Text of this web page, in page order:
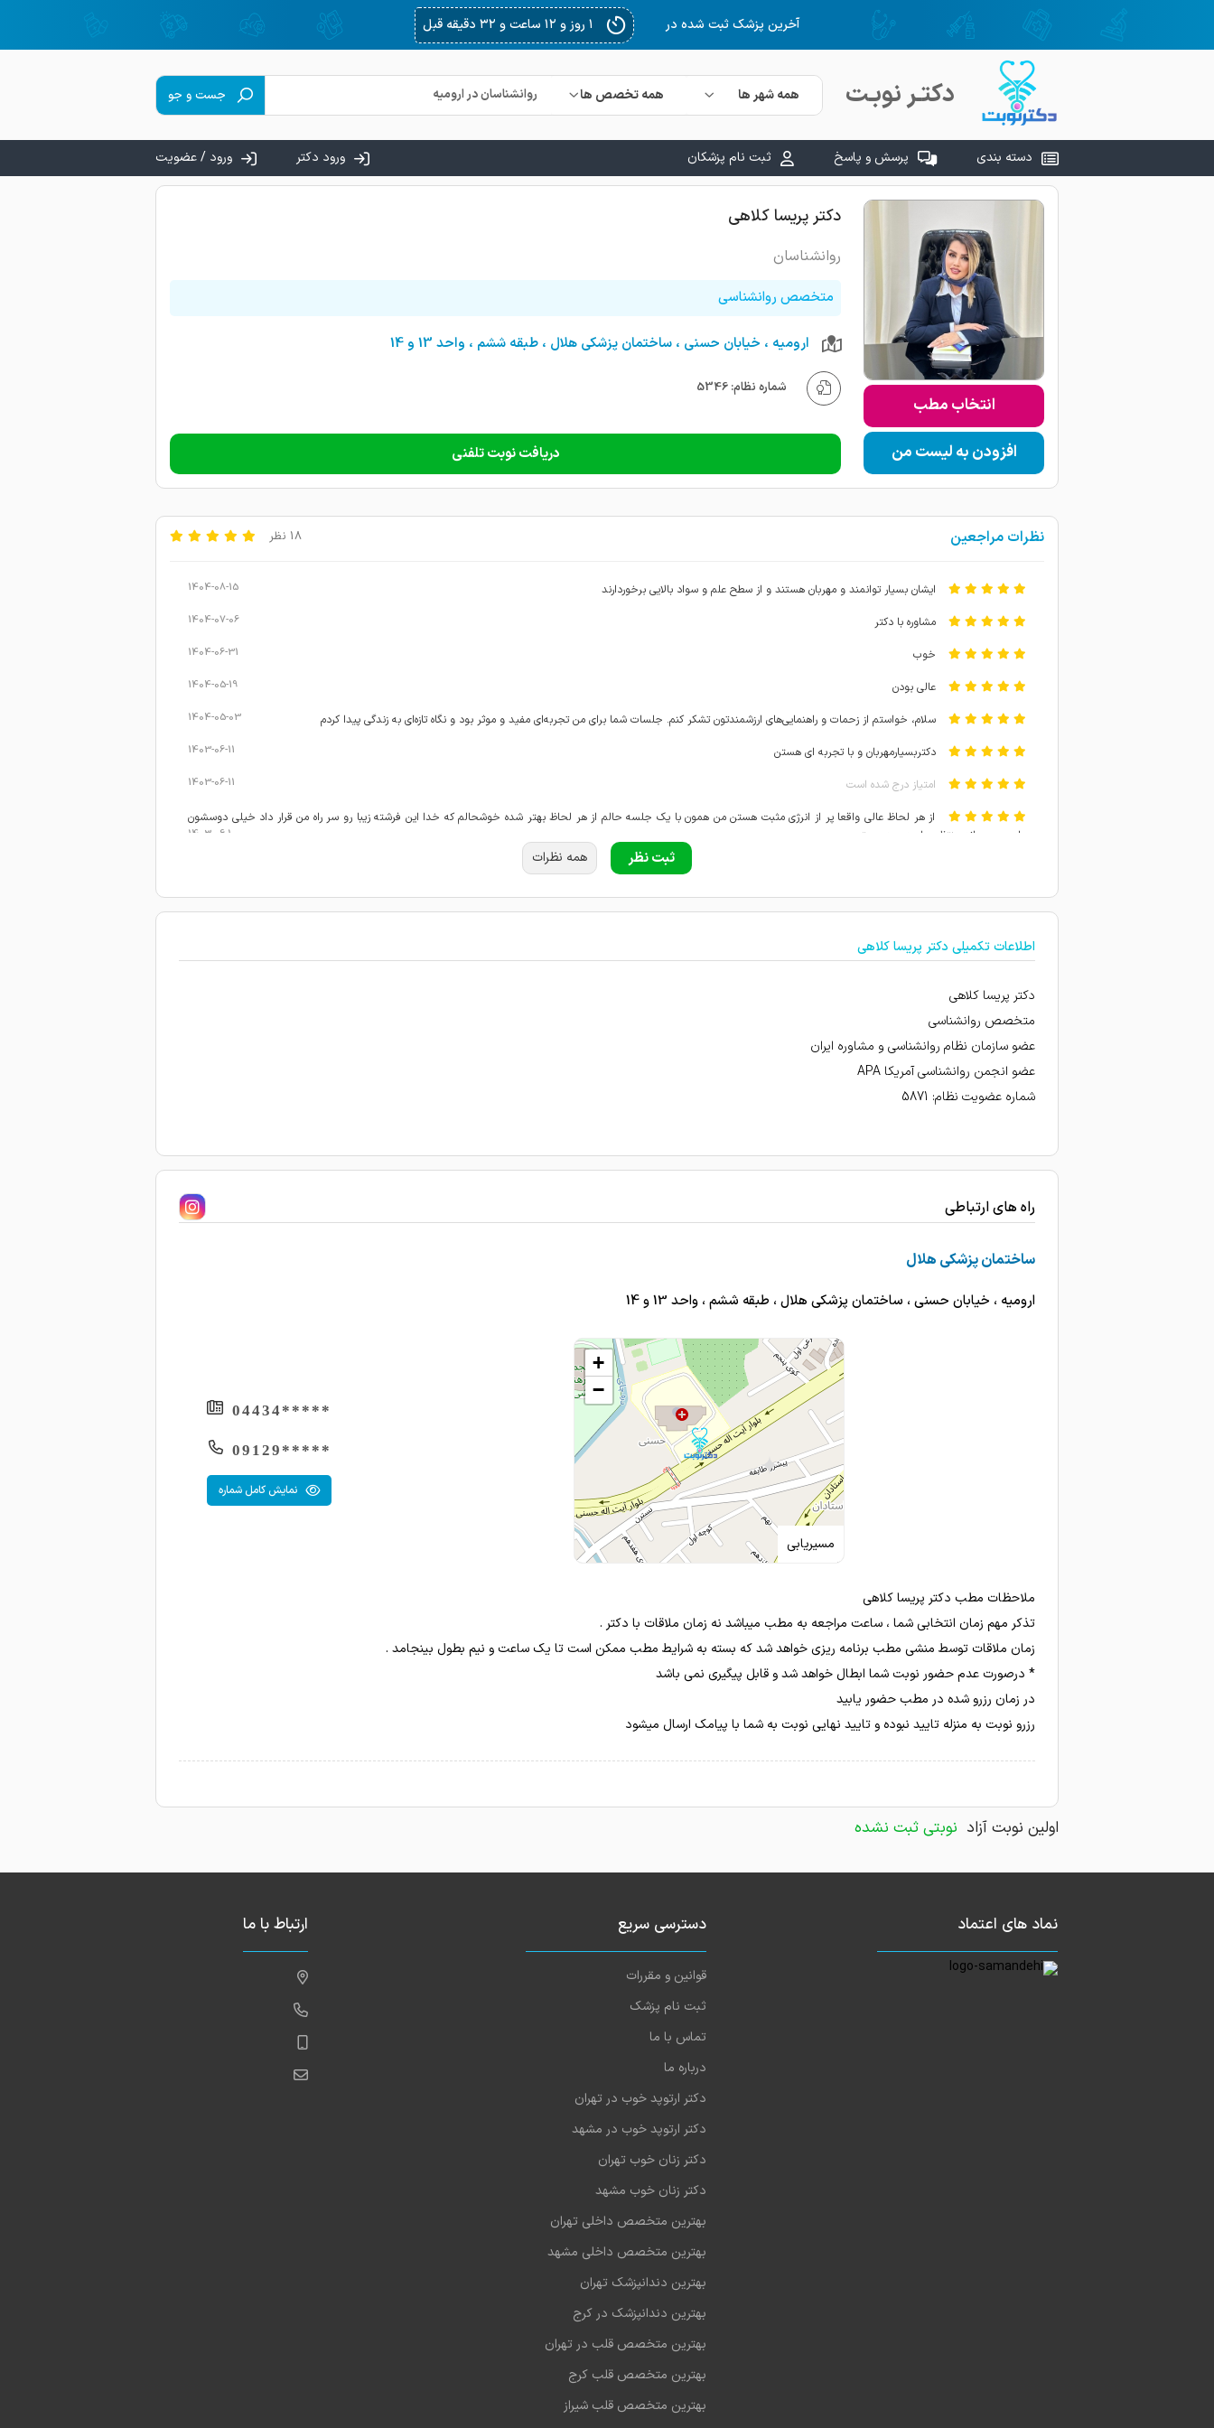
آخرین پزشک ثبت شده در ۱ روز و ۱۸ ساعت و ۴ دقیقه قبل
دکتـر نوبـت همه شهر ها همه تخصص ها جست و جو
دسته بندی پرسش و پاسخ ثبت نام پزشکان ورود دکتر ورود / عضویت
انتخاب مطب
افزودن به لیست من
دکتر پریسا کلاهی
روانشناسان
متخصص روانشناسی
ارومیه ، خیابان حسنی ، ساختمان پزشکی هلال ، طبقه ششم ، واحد 13 و 14
شماره نظام: 5346
دریافت نوبت تلفنی
نظرات مراجعین 18 نظر
ایشان بسیار توانمند و مهربان هستند و از سطح علم و سواد بالایی برخوردارند 1404-08-15
مشاوره با دکتر 1404-07-06
خوب 1404-06-31
عالی بودن 1404-05-19
سلام، خواستم از زحمات و راهنمایی‌های ارزشمندتون تشکر کنم. جلسات شما برای من تجربه‌ای مفید و موثر بود و نگاه تازه‌ای به زندگی پیدا کردم 1404-05-03
دکتربسیارمهربان و با تجربه ای هستن 1403-06-11
امتیاز درج شده است 1403-06-11
از هر لحاظ عالی واقعا پر از انرژی مثبت هستن من همون با یک جلسه حالم از هر لحاظ بهتر شده خوشحالم که خدا این فرشته زیبا رو سر راه من قرار داد خیلی دوسشون
دارم بی صبرانه منتظر جلسه بعد هستم
1403-06-10
خانوم دکتر به شدت با حوصله و خوش خلق با معلومات و متخصص
یک کلام بینظیر باسواد متخصص 1403-06-08
امتیاز درج شده است 1403-06-08
پزشک فوق العاده خوش اخلاق صبور کارشون عالی هستش
امتیاز درج شده است
متخصص، باشخصیت
بهترین روانشناس ارومیه باسوادترین 1403-06-04
ثبت نظر همه نظرات
اولین نوبت آزاد نوبتی ثبت نشده
اطلاعات تکمیلی دکتر پریسا کلاهی
دکتر پریسا کلاهی
متخصص روانشناسی
عضو سازمان نظام روانشناسی و مشاوره ایران
عضو انجمن روانشناسی آمریکا APA
شماره عضویت نظام: 5871
راه های ارتباطی
ساختمان پزشکی هلال
ارومیه ، خیابان حسنی ، ساختمان پزشکی هلال ، طبقه ششم ، واحد 13 و 14
مسیریابی
+
−
*****04434
*****09129
نمایش کامل شماره
ملاحظات مطب دکتر پریسا کلاهی
* درصورت عدم حضور نوبت شما ابطال خواهد شد و قابل پیگیری نمی باشد
در زمان رزرو شده در مطب حضور یابید
رزرو نوبت به منزله تایید نبوده و تایید نهایی نوبت به شما با پیامک ارسال میشود
نماد های اعتماد دسترسی سریع
قوانین و مقررات
ثبت نام پزشک
تماس با ما
درباره ما
دکتر ارتوپد خوب در تهران
دکتر ارتوپد خوب در مشهد
دکتر زنان خوب تهران
دکتر زنان خوب مشهد
بهترین متخصص داخلی تهران
بهترین متخصص داخلی مشهد
بهترین دندانپزشک تهران
بهترین دندانپزشک در کرج
بهترین متخصص قلب در تهران
بهترین متخصص قلب کرج
بهترین متخصص قلب شیراز
ارتباط با ما